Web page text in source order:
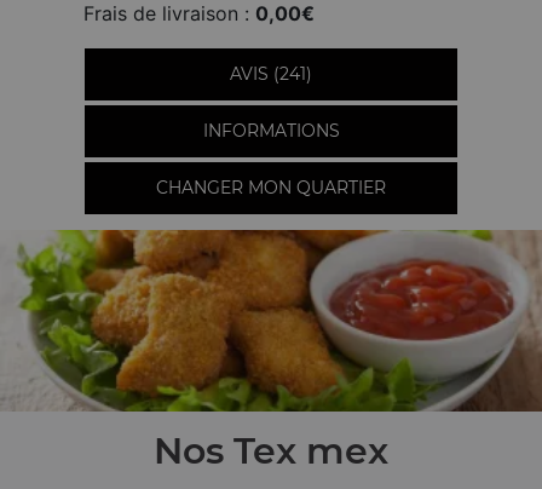
Frais de livraison : 0,00€
AVIS (241)
INFORMATIONS
CHANGER MON QUARTIER
Nos Tex mex